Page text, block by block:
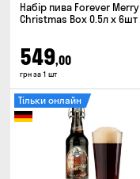
Набір пива Forever Merry
Christmas Box 0.5л x 6шт
549,00
грн за 1 шт
Тільки онлайн